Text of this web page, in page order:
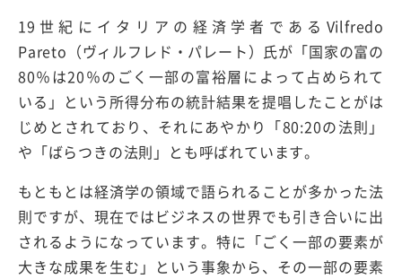
19世紀にイタリアの経済学者であるVilfredo
Pareto（ヴィルフレド・パレート）氏が「国家の富の
80％は20％のごく一部の富裕層によって占められて
いる」という所得分布の統計結果を提唱したことがは
じめとされており、それにあやかり「80:20の法則」
や「ばらつきの法則」とも呼ばれています。
もともとは経済学の領域で語られることが多かった法
則ですが、現在ではビジネスの世界でも引き合いに出
されるようになっています。特に「ごく一部の要素が
大きな成果を生む」という事象から、その一部の要素